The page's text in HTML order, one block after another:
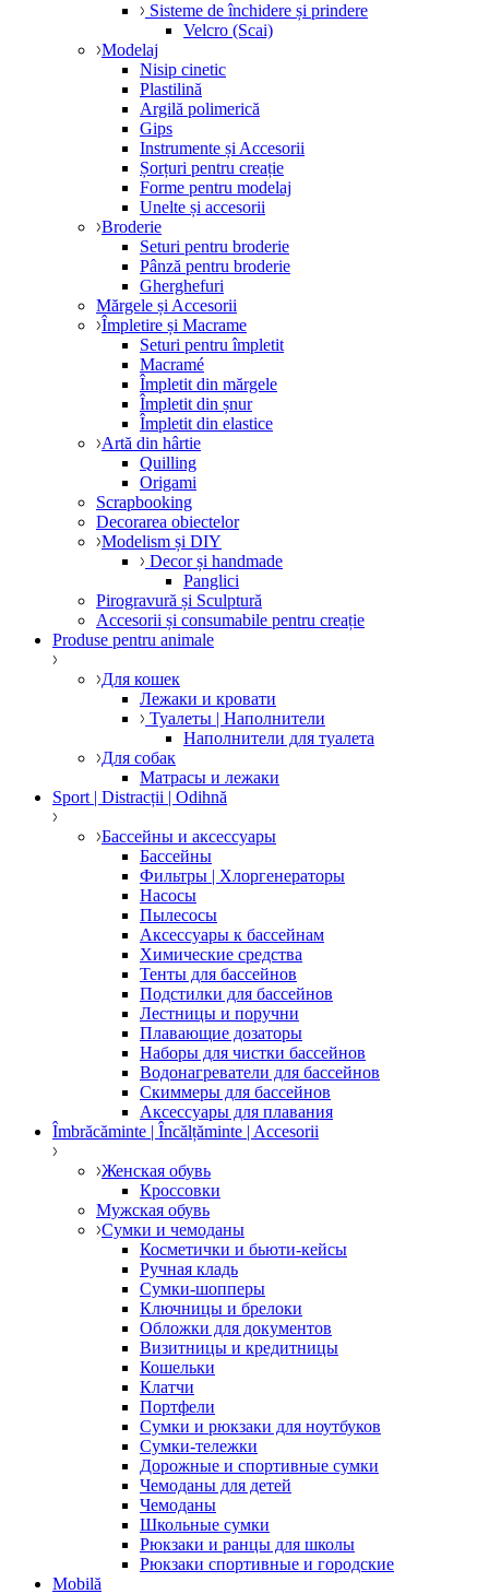
Sisteme de închidere și prindere
Velcro (Scai)
Modelaj
Nisip cinetic
Plastilină
Argilă polimerică
Gips
Instrumente și Accesorii
Șorțuri pentru creație
Forme pentru modelaj
Unelte și accesorii
Broderie
Seturi pentru broderie
Pânză pentru broderie
Gherghefuri
Mărgele și Accesorii
Împletire și Macrame
Seturi pentru împletit
Macramé
Împletit din mărgele
Împletit din șnur
Împletit din elastice
Artă din hârtie
Quilling
Origami
Scrapbooking
Decorarea obiectelor
Modelism și DIY
Decor și handmade
Panglici
Pirogravură și Sculptură
Accesorii și consumabile pentru creație
Produse pentru animale
Для кошек
Лежаки и кровати
Туалеты | Наполнители
Наполнители для туалета
Для собак
Матрасы и лежаки
Sport | Distracții | Odihnă
Бассейны и аксессуары
Бассейны
Фильтры | Хлоргенераторы
Насосы
Пылесосы
Аксессуары к бассейнам
Химические средства
Тенты для бассейнов
Подстилки для бассейнов
Лестницы и поручни
Плавающие дозаторы
Наборы для чистки бассейнов
Водонагреватели для бассейнов
Скиммеры для бассейнов
Аксессуары для плавания
Îmbrăcăminte | Încălțăminte | Accesorii
Женская обувь
Кроссовки
Мужская обувь
Сумки и чемоданы
Косметички и бьюти-кейсы
Ручная кладь
Сумки-шопперы
Ключницы и брелоки
Обложки для документов
Визитницы и кредитницы
Кошельки
Клатчи
Портфели
Сумки и рюкзаки для ноутбуков
Сумки-тележки
Дорожные и спортивные сумки
Чемоданы для детей
Чемоданы
Школьные сумки
Рюкзаки и ранцы для школы
Рюкзаки спортивные и городские
Mobilă